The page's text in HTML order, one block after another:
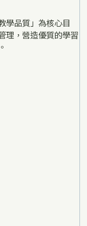
學品質」為核心目
理，營造優質的學習